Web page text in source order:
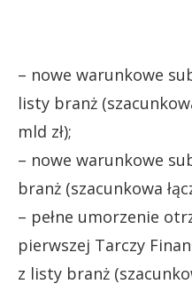
– nowe warunkowe
listy branż
mld zł);
– nowe warunkowe
branż (szacunkowa
– pełne umorzenie
pierwszej Tarczy
z listy branż